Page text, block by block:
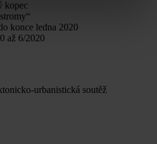
kopec
konce ledna 2020
až 6/2020
urbanistická soutěž